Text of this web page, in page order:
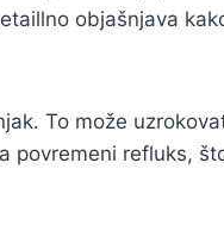
objašnjava
To može
povremeni refluks,